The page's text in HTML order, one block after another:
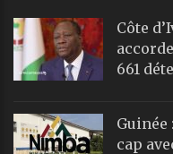
Côte
661
cap